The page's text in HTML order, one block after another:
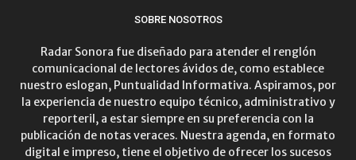
SOBRE NOSOTROS
Radar Sonora fue diseñado para atender el renglón
comunicacional de lectores ávidos de, como establece
nuestro eslogan, Puntualidad Informativa. Aspiramos, por
la experiencia de nuestro equipo técnico, administrativo y
reporteril, a estar siempre en su preferencia con la
publicación de notas veraces. Nuestra agenda, en formato
digital e impreso, tiene el objetivo de ofrecer los sucesos